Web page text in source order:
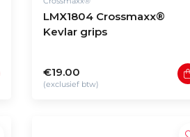
LMX1804 Crossmaxx®
Kevlar grips
€19.00
(exclusief btw)